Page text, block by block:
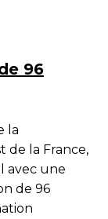
96
la
de la France,
avec une
de 96